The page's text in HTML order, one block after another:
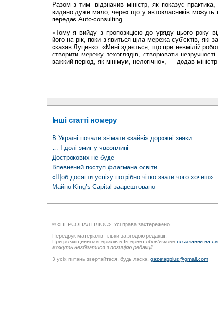
Разом з тим, відзначив міністр, як показує практика,
видано дуже мало, через що у автовласників можуть
передає Auto-consulting.
«Тому я вийду з пропозицією до уряду цього року
його на рік, поки з’явиться ціла мережа суб’єктів,
сказав Луценко. «Мені здається, що при невмілій
створити мережу техоглядів, створювати
важкий період, як мінімум, нелогічно», — додав
Інші статті номеру
В Україні почали знімати «зайві» дорожні знаки
… І долі змиг у часоплині
Дострокових не буде
Впевнений поступ флагмана освіти
«Щоб досягти успіху потрібно чітко знати чого хочеш»
Майно King’s Capital заарештовано
© «ПЕРСОНАЛ ПЛЮС». Усі права застережено.
Передрук матеріалів тільки за згодою редакції.
При розміщенні матеріалів в Інтернет обов’язкове посилання на
можуть незбігатися з позицією редакції
З усіх питань звертайтеся, будь ласка, gazetapplus@gmail.com